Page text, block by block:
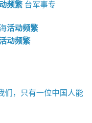
频繁台军事专
活动频繁
动频繁
们，只有一位中国人能